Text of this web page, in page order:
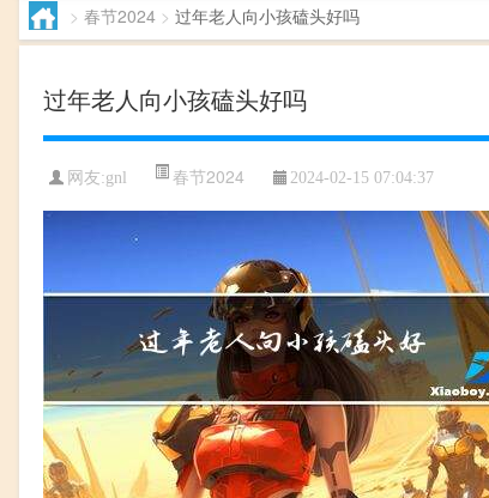
> 春节2024 > 过年老人向小孩磕头好吗
过年老人向小孩磕头好吗
网友:gnl 春节2024 2024-02-15 07:04:37